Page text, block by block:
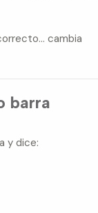
cambia
barra
y dice: